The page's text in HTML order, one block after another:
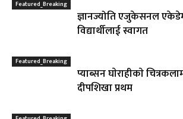
Featured_Breaking
ज्ञानज्योति एजुकेसनल
विद्यार्थीलाई स्वागत
Featured_Breaking
प्याब्सन घाेराहीकाे
दीपशिखा प्रथम